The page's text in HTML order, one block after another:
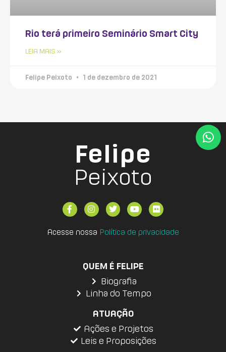
Rio terá primeiro Seminário Smart City
LEIA MAIS »
Felipe Peixoto 1 de dezembro de 2021
Felipe
Peixoto
Acesse nossa Política de privacidade
QUEM É FELIPE
Biografia
Linha do Tempo
ATUAÇÃO
Ações e Projetos
Leis e Proposições